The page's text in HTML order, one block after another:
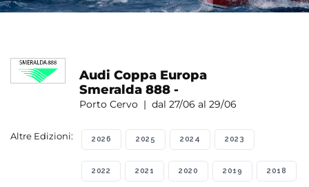
Audi Coppa Europa
Smeralda 888 -
Porto Cervo | dal 27/06 al 29/06
Altre Edizioni: 2026 2025 2024 2023
2022 2021 2020 2019 2018